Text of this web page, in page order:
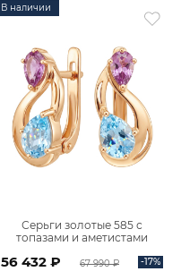
В наличии
Серьги золотые 585 с
топазами и аметистами
56 432 ₽ 67 990 ₽ -17%